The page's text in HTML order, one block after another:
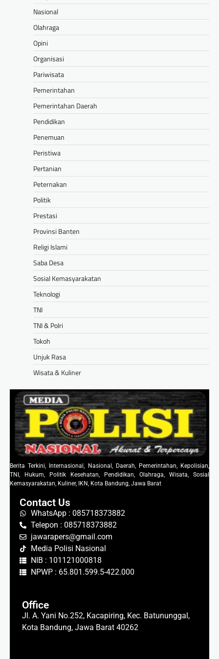
Nasional
Olahraga
Opini
Organisasi
Pariwisata
Pemerintahan
Pemerintahan Daerah
Pendidikan
Penemuan
Peristiwa
Pertanian
Peternakan
Politik
Prestasi
Provinsi Banten
Religi Islami
Saba Desa
Sosial Kemasyarakatan
Teknologi
TNI
TNI & Polri
Tokoh
Unjuk Rasa
Wisata & Kuliner
Berita Terkini, Internasional, Nasional, Daerah, Pemerintahan, Kepolisian,
TNI, Hukum, Politik Kesehatan, Pendidikan, Olahraga, Wisata, Sosial
Kemasyarakatan, Kuliner, IKN, Kota Bandung, Jawa Barat
Contact Us
WhatsApp : 085718373882
Telepon : 085718373882
jawarapers@gmail.com
Media Polisi Nasional
NIB : 101121000818
NPWP : 65.801.599.5-422.000
Office
Jl. A. Yani No.252, Kacapiring, Kec. Batununggal,
Kota Bandung, Jawa Barat 40262